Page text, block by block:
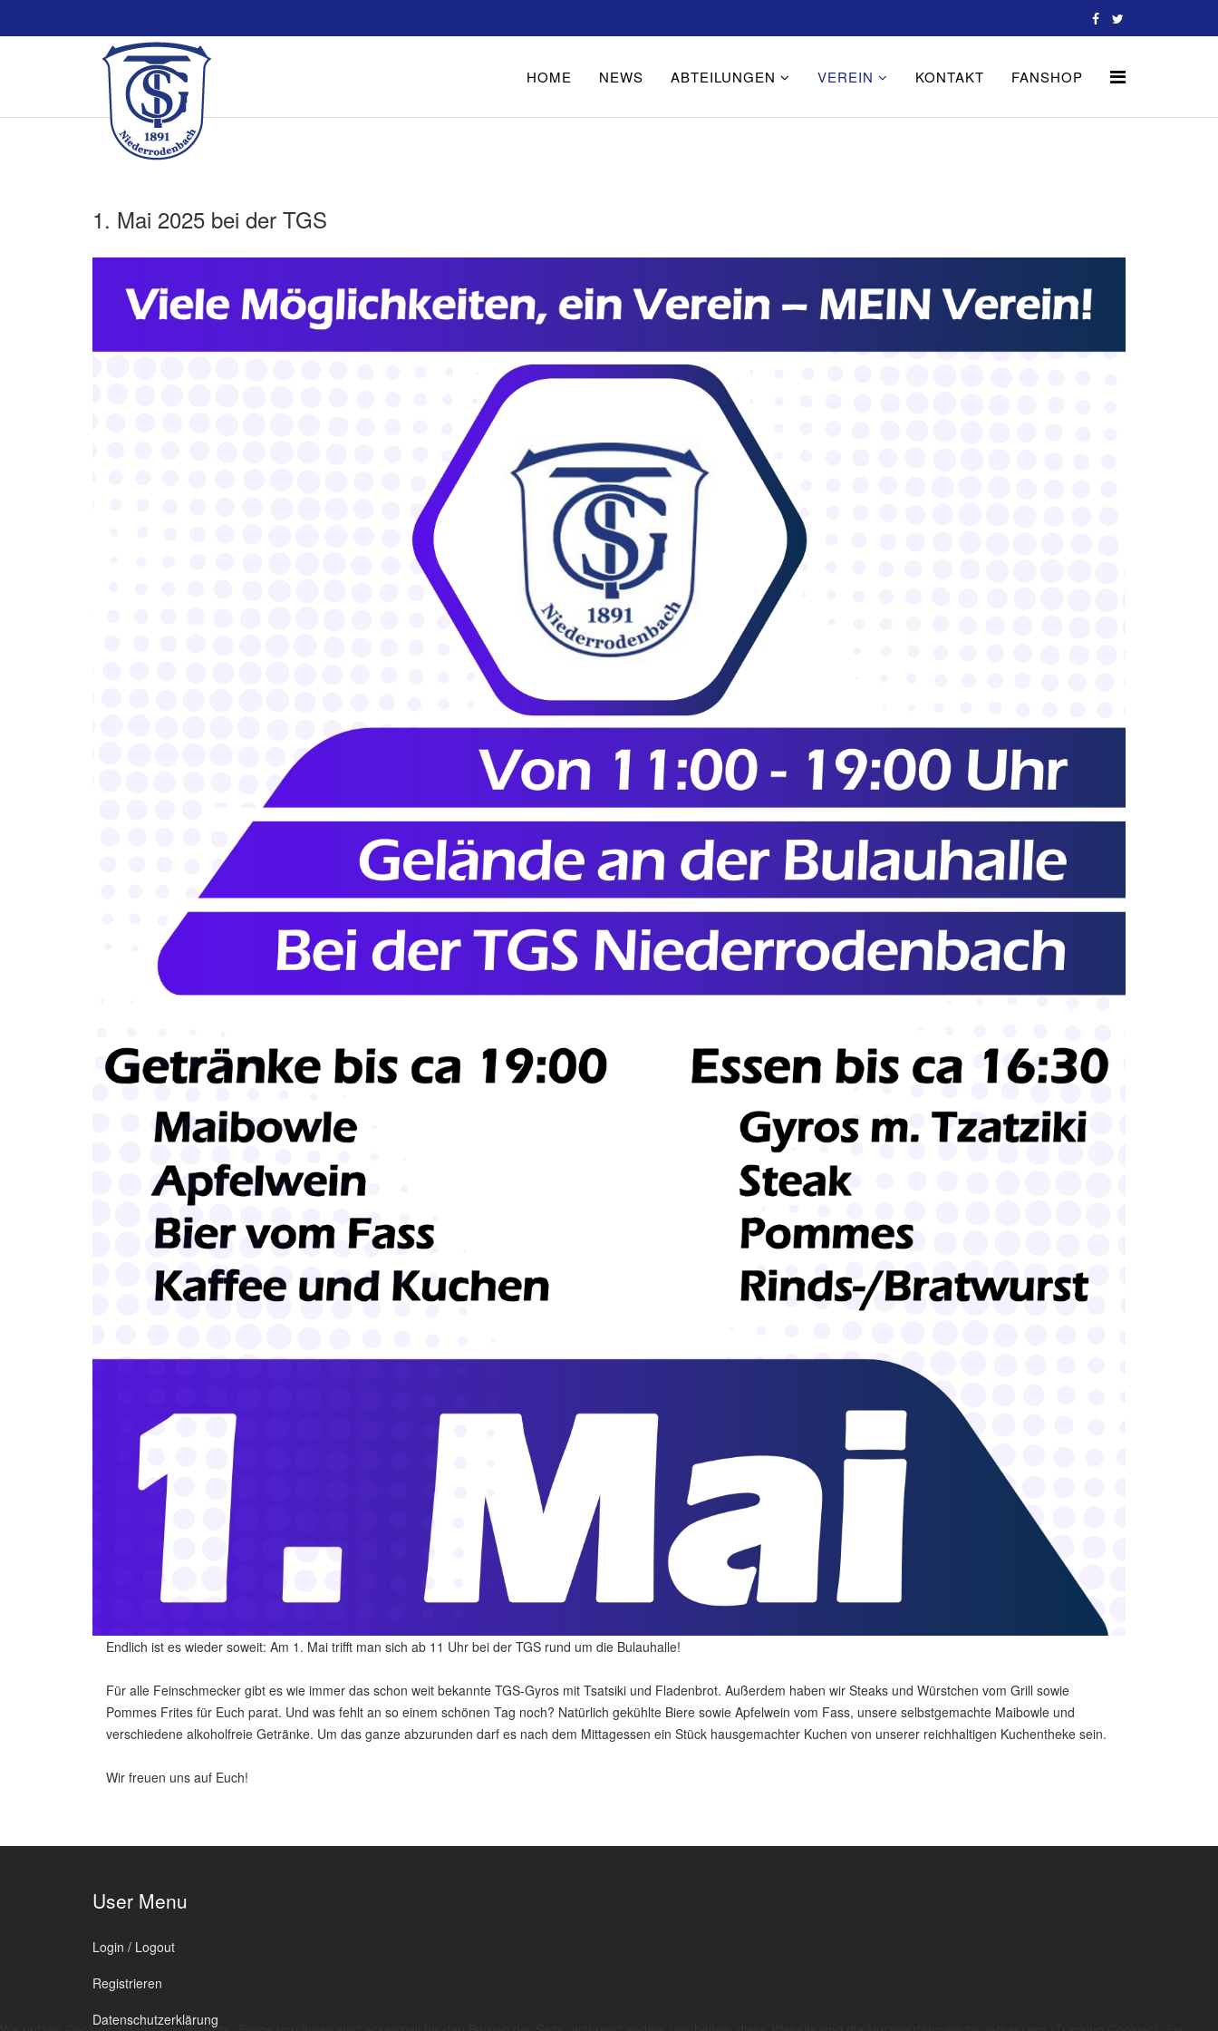
HOME NEWS ABTEILUNGEN VEREIN KONTAKT FANSHOP
1. Mai 2025 bei der TGS
Endlich ist es wieder soweit: Am 1. Mai trifft man sich ab 11 Uhr bei der TGS rund um die Bulauhalle!
Für alle Feinschmecker gibt es wie immer das schon weit bekannte TGS-Gyros mit Tsatsiki und Fladenbrot. Außerdem haben wir Steaks und Würstchen vom Grill sowie
Pommes Frites für Euch parat. Und was fehlt an so einem schönen Tag noch? Natürlich gekühlte Biere sowie Apfelwein vom Fass, unsere selbstgemachte Maibowle und
verschiedene alkoholfreie Getränke. Um das ganze abzurunden darf es nach dem Mittagessen ein Stück hausgemachter Kuchen von unserer reichhaltigen Kuchentheke sein.
Wir freuen uns auf Euch!
User Menu
Login / Logout
Registrieren
Datenschutzerklärung